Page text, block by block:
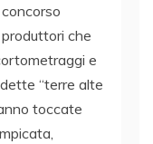
che
e
“terre alte
toccate